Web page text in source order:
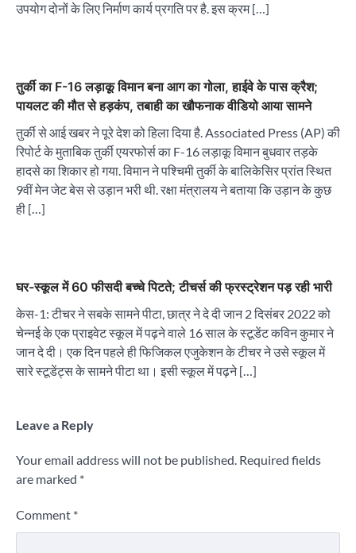
उपयोग दोनों के लिए निर्माण कार्य प्रगति पर है. इस क्रम […]
तुर्की का F-16 लड़ाकू विमान बना आग का गोला, हाईवे के पास क्रैश;
पायलट की मौत से हड़कंप, तबाही का खौफनाक वीडियो आया सामने
तुर्की से आई खबर ने पूरे देश को हिला दिया है. Associated Press (AP) की
रिपोर्ट के मुताबिक तुर्की एयरफोर्स का F-16 लड़ाकू विमान बुधवार तड़के
हादसे का शिकार हो गया. विमान ने पश्चिमी तुर्की के बालिकेसिर प्रांत स्थित
9वीं मेन जेट बेस से उड़ान भरी थी. रक्षा मंत्रालय ने बताया कि उड़ान के कुछ
ही […]
घर-स्कूल में 60 फीसदी बच्चे पिटते; टीचर्स की फ्रस्ट्रेशन पड़ रही भारी
केस-1: टीचर ने सबके सामने पीटा, छात्र ने दे दी जान 2 दिसंबर 2022 को
चेन्नई के एक प्राइवेट स्कूल में पढ़ने वाले 16 साल के स्टूडेंट कविन कुमार ने
जान दे दी। एक दिन पहले ही फिजिकल एजुकेशन के टीचर ने उसे स्कूल में
सारे स्टूडेंट्स के सामने पीटा था। इसी स्कूल में पढ़ने […]
Leave a Reply
Your email address will not be published. Required fields
are marked *
Comment *